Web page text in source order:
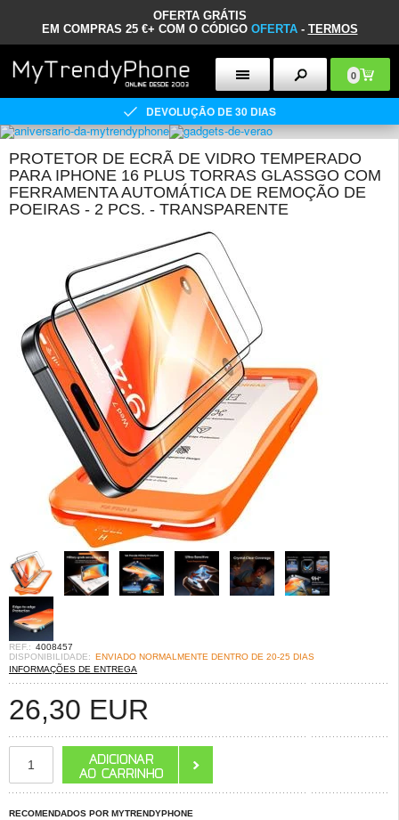
OFERTA GRÁTIS
EM COMPRAS 25 €+ COM O CÓDIGO OFERTA- TERMOS
0
DEVOLUÇÃO DE 30 DIAS
PROTETOR DE ECRÃ DE VIDRO TEMPERADO
PARA IPHONE 16 PLUS TORRAS GLASSGO COM
FERRAMENTA AUTOMÁTICA DE REMOÇÃO DE
POEIRAS - 2 PCS. - TRANSPARENTE
REF.: 4008457
DISPONIBILIDADE: ENVIADO NORMALMENTE DENTRO DE 20-25 DIAS
INFORMAÇÕES DE ENTREGA
26,30 EUR
RECOMENDADOS POR MYTRENDYPHONE